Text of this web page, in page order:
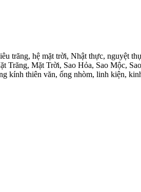
trăng, hệ mặt trời, Nhật thực, nguyệt
Trăng, Mặt Trời, Sao Hỏa, Sao Mộc,
kính thiên văn, ống nhòm, linh kiện,